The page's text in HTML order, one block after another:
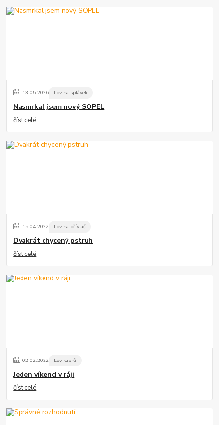
13.05.2026 Lov na splávek
Nasmrkal jsem nový SOPEL
číst celé
15.04.2022 Lov na přívlač
Dvakrát chycený pstruh
číst celé
02.02.2022 Lov kaprů
Jeden víkend v ráji
číst celé